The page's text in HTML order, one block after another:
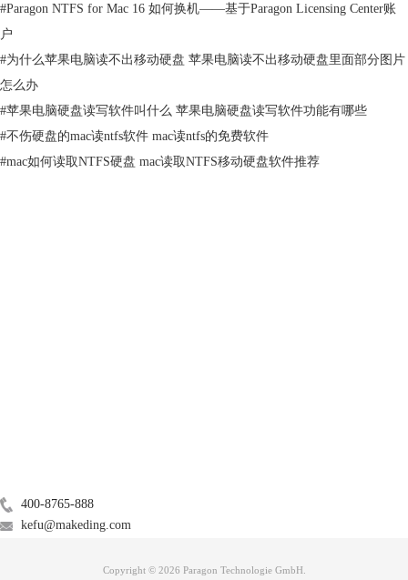
图三：电源适配器
#Paragon NTFS for Mac 16 如何换机——基于Paragon Licensing Center账
户
#为什么苹果电脑读不出移动硬盘 苹果电脑读不出移动硬盘里面部分图片
怎么办
#苹果电脑硬盘读写软件叫什么 苹果电脑硬盘读写软件功能有哪些
#不伤硬盘的mac读ntfs软件 mac读ntfs的免费软件
#mac如何读取NTFS硬盘 mac读取NTFS移动硬盘软件推荐
400-8765-888
kefu@makeding.com
Copyright © 2026 Paragon Technologie GmbH.